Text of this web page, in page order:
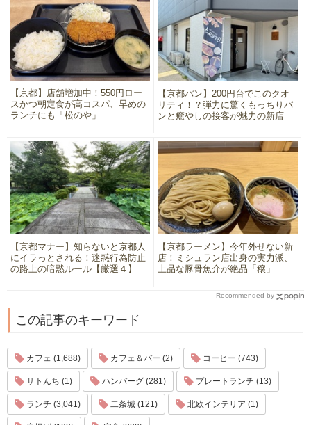
【京都】店舗増加中！550円ロー
スかつ朝定食が高コスパ、早めの
ランチにも「松のや」
【京都パン】200円台でこのクオ
リティ！？弾力に驚くもっちりパ
ンと癒やしの接客が魅力の新店
【京都マナー】知らないと京都人
にイラっとされる！迷惑行為防止
の路上の暗黙ルール【厳選４】
【京都ラーメン】今年外せない新
店！ミシュラン店出身の実力派、
上品な豚骨魚介が絶品「穣」
Recommended by
この記事のキーワード
カフェ (1,688) カフェ＆バー (2) コーヒー (743)
サトんち (1) ハンバーグ (281) プレートランチ (13)
ランチ (3,041) 二条城 (121) 北欧インテリア (1)